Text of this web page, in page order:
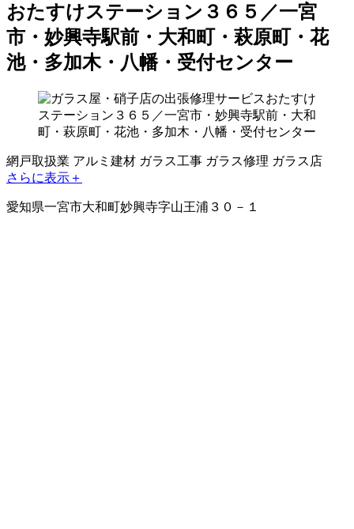
おたすけステーション３６５／一宮
市・妙興寺駅前・大和町・萩原町・花
池・多加木・八幡・受付センター
網戸取扱業 アルミ建材 ガラス工事 ガラス修理 ガラス店
さらに表示＋
愛知県一宮市大和町妙興寺字山王浦３０－１